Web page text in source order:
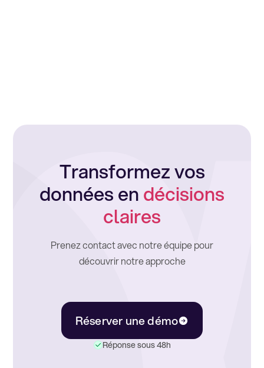
Transformez vos
données endécisions
claires
Prenez contact avec notre équipe pour
découvrir notre approche
Réserver une démo
Réponse sous 48h